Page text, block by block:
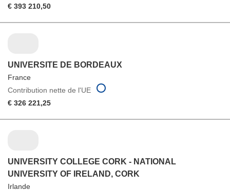
€ 393 210,50
UNIVERSITE DE BORDEAUX
France
Contribution nette de l'UE
€ 326 221,25
UNIVERSITY COLLEGE CORK - NATIONAL
UNIVERSITY OF IRELAND, CORK
Irlande